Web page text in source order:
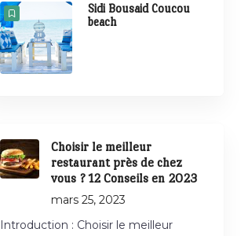
Sidi Bousaid Coucou
beach
Choisir le meilleur
restaurant près de chez
vous ? 12 Conseils en 2023
mars 25, 2023
Introduction : Choisir le meilleur